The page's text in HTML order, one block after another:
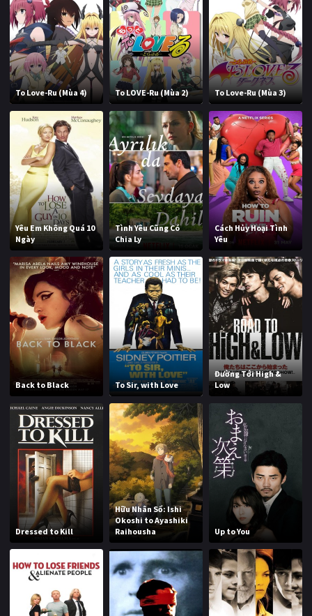
To Love-Ru (Mùa 4) To LOVE-Ru (Mùa 2) To Love-Ru (Mùa 3)
Yêu Em Không Quá 10
Ngày
Tình Yêu Cũng Có
Chia Ly
Cách Hủy Hoại Tình
Yêu
Back to Black To Sir, with Love
Đường Tới High &
Low
Dressed to Kill
Hữu Nhân Sổ: Ishi
Okoshi to Ayashiki
Raihousha
Up to You